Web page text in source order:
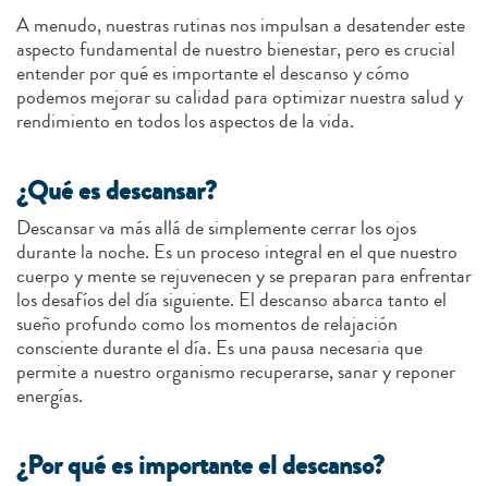
A menudo, nuestras rutinas nos impulsan a desatender este
aspecto fundamental de nuestro bienestar, pero es crucial
entender por qué es importante el descanso y cómo
podemos mejorar su calidad para optimizar nuestra salud y
rendimiento en todos los aspectos de la vida.
¿Qué es descansar?
Descansar va más allá de simplemente cerrar los ojos
durante la noche. Es un proceso integral en el que nuestro
cuerpo y mente se rejuvenecen y se preparan para enfrentar
los desafíos del día siguiente. El descanso abarca tanto el
sueño profundo como los momentos de relajación
consciente durante el día. Es una pausa necesaria que
permite a nuestro organismo recuperarse, sanar y reponer
energías.
¿Por qué es importante el descanso?